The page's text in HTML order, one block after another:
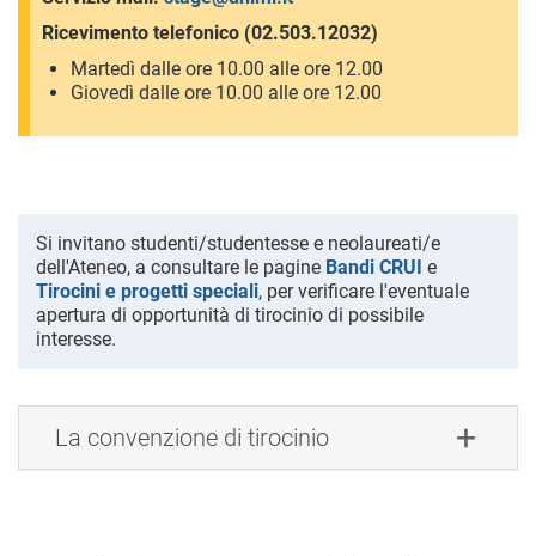
Ricevimento telefonico (02.503.12032)
Martedì dalle ore 10.00 alle ore 12.00
Giovedì dalle ore 10.00 alle ore 12.00
Si invitano studenti/studentesse e neolaureati/e
dell'Ateneo, a consultare le pagine Bandi CRUI e
Tirocini e progetti speciali, per verificare l'eventuale
apertura di opportunità di tirocinio di possibile
interesse.
La convenzione di tirocinio